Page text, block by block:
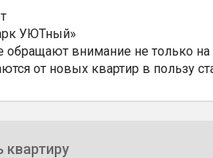
УЮТный»
внимание не только на
от новых квартир в пользу
квартиру